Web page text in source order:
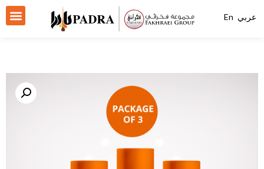
عربي En